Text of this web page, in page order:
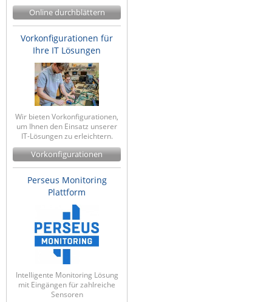
Online durchblättern
Vorkonfigurationen für
Ihre IT Lösungen
Wir bieten Vorkonfigurationen,
um Ihnen den Einsatz unserer
IT-Lösungen zu erleichtern.
Vorkonfigurationen
Perseus Monitoring
Plattform
Intelligente Monitoring Lösung
mit Eingängen für zahlreiche
Sensoren